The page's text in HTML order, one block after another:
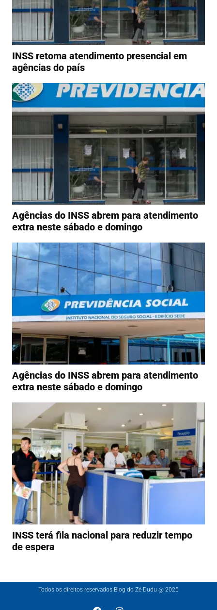
INSS retoma atendimento presencial em
agências do país
Agências do INSS abrem para atendimento
extra neste sábado e domingo
Agências do INSS abrem para atendimento
extra neste sábado e domingo
INSS terá fila nacional para reduzir tempo
de espera
Todos os direitos reservados Blog do Zé Dudu @ 2025